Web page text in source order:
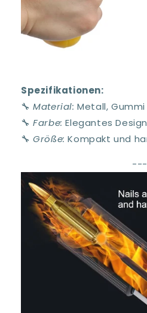
Spezifikationen:
🔧Material: Metall, Gummi
🔧Farbe: Elegantes Design
🔧Größe: Kompakt und
---